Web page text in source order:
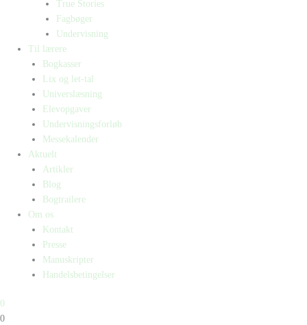
True Stories
Fagbøger
Undervisning
Til lærere
Bogkasser
Lix og let-tal
Universlæsning
Elevopgaver
Undervisningsforløb
Messekalender
Aktuelt
Artikler
Blog
Bogtrailere
Om os
Kontakt
Presse
Manuskripter
Handelsbetingelser
0
0